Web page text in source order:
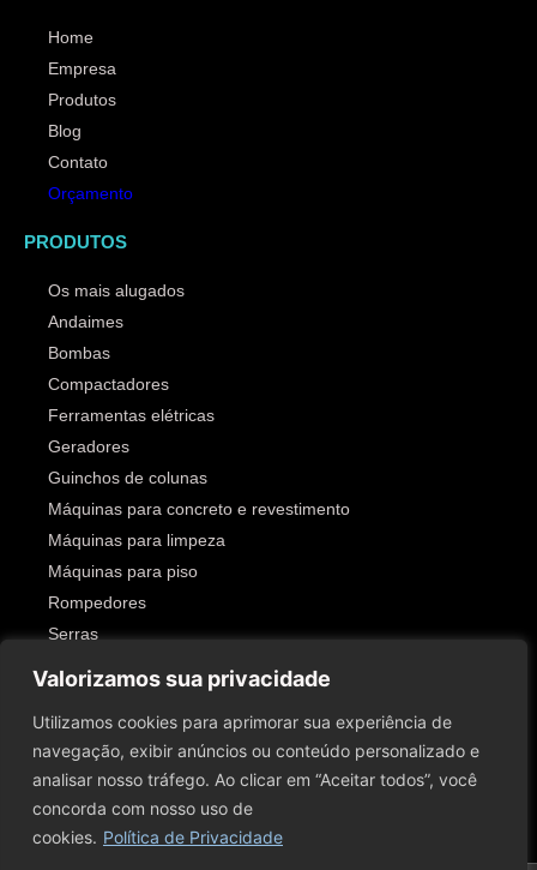
Valorizamos sua privacidade
Utilizamos cookies para aprimorar sua experiência de
navegação, exibir anúncios ou conteúdo personalizado e
analisar nosso tráfego. Ao clicar em “Aceitar todos”, você
concorda com nosso uso de
cookies. Política de Privacidade
Home
Empresa
Produtos
Blog
Contato
Orçamento
PRODUTOS
Os mais alugados
Andaimes
Bombas
Compactadores
Ferramentas elétricas
Geradores
Guinchos de colunas
Máquinas para concreto e revestimento
Máquinas para limpeza
Máquinas para piso
Rompedores
Serras
SIGA-NOS!